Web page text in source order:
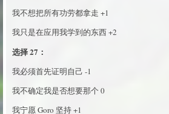
我不想把所有功劳都拿走 +1
我只是在应用我学到的东西 +2
选择 27：
我必须首先证明自己 -1
我不确定我是否想要那个 0
我宁愿 Goro 坚持 +1